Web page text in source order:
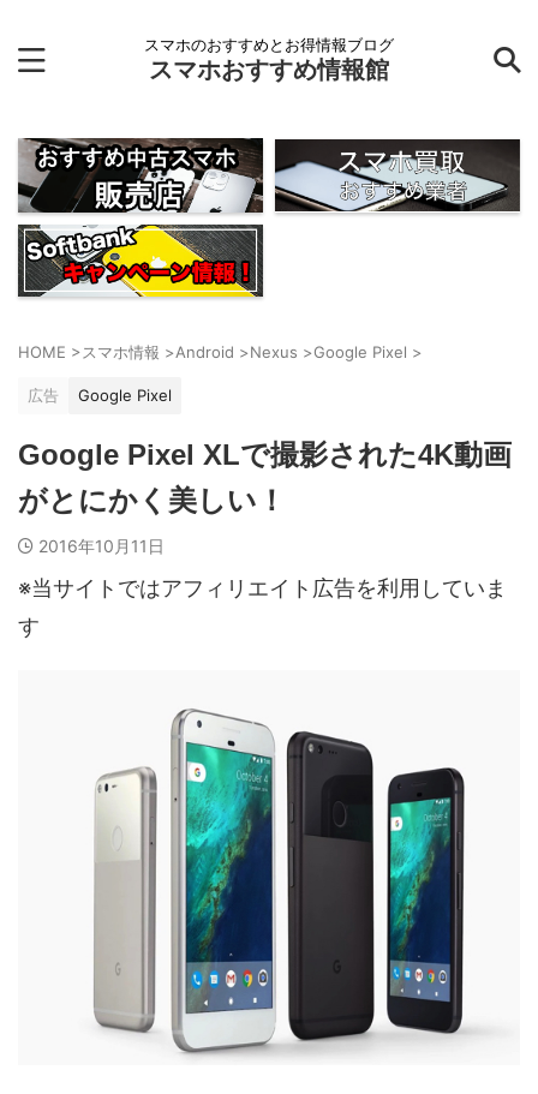
スマホのおすすめとお得情報ブログ
スマホおすすめ情報館
HOME >スマホ情報 >Android >Nexus >Google Pixel >
広告 Google Pixel
Google Pixel XLで撮影された4K動画
がとにかく美しい！
2016年10月11日
※当サイトではアフィリエイト広告を利用していま
す